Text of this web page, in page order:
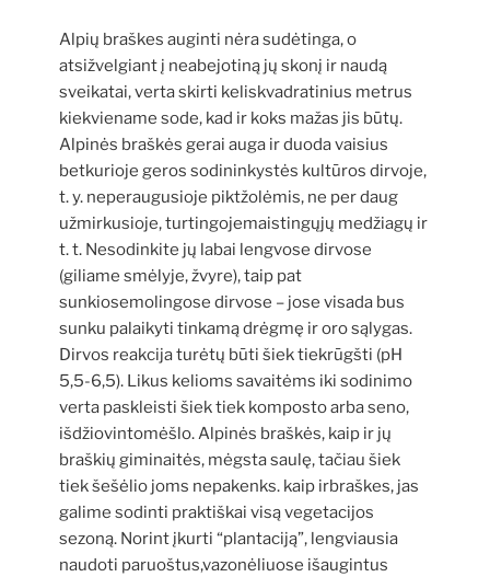
Alpių braškes auginti nėra sudėtinga, o
atsižvelgiant į neabejotiną jų skonį ir naudą
sveikatai, verta skirti keliskvadratinius metrus
kiekviename sode, kad ir koks mažas jis būtų.
Alpinės braškės gerai auga ir duoda vaisius
betkurioje geros sodininkystės kultūros dirvoje,
t. y. neperaugusioje piktžolėmis, ne per daug
užmirkusioje, turtingojemaistingųjų medžiagų ir
t. t. Nesodinkite jų labai lengvose dirvose
(giliame smėlyje, žvyre), taip pat
sunkiosemolingose dirvose – jose visada bus
sunku palaikyti tinkamą drėgmę ir oro sąlygas.
Dirvos reakcija turėtų būti šiek tiekrūgšti (pH
5,5-6,5). Likus kelioms savaitėms iki sodinimo
verta paskleisti šiek tiek komposto arba seno,
išdžiovintomėšlo. Alpinės braškės, kaip ir jų
braškių giminaitės, mėgsta saulę, tačiau šiek
tiek šešėlio joms nepakenks. kaip irbraškes, jas
galime sodinti praktiškai visą vegetacijos
sezoną. Norint įkurti “plantaciją”, lengviausia
naudoti paruoštus,vazonėliuose išaugintus